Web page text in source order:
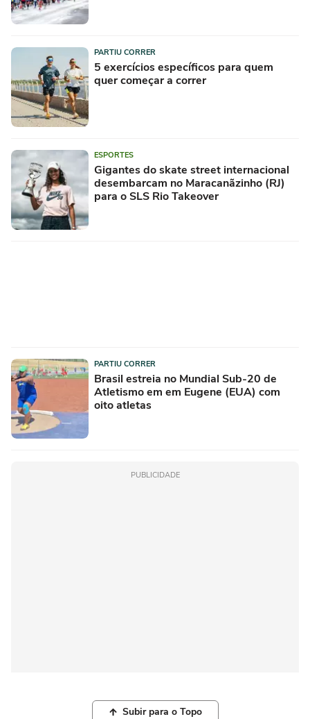
PARTIU CORRER
5 exercícios específicos para quem
quer começar a correr
ESPORTES
Gigantes do skate street internacional
desembarcam no Maracanãzinho (RJ)
para o SLS Rio Takeover
PARTIU CORRER
Brasil estreia no Mundial Sub-20 de
Atletismo em em Eugene (EUA) com
oito atletas
PUBLICIDADE
Subir para o Topo